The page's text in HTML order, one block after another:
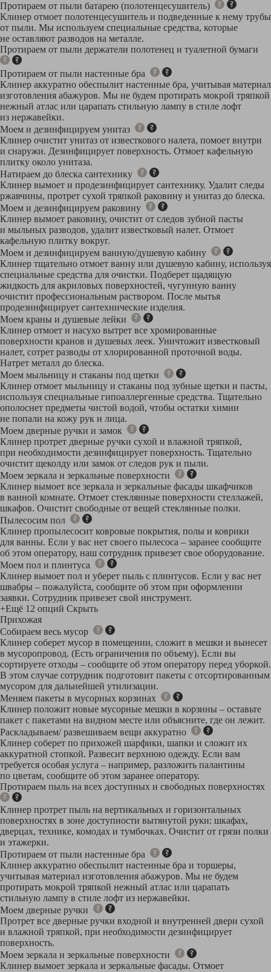
Протираем от пыли батарею (полотенцесушитель)
Клинер отмоет полотенцесушитель и подведенные к нему трубы
от пыли. Мы используем специальные средства, которые
не оставляют разводов на металле.
Протираем от пыли держатели полотенец и туалетной бумаги
Протираем от пыли настенные бра
Клинер аккуратно обеспылит настенные бра, учитывая материал
изготовления абажуров. Мы не будем протирать мокрой тряпкой
нежный атлас или царапать стильную лампу в стиле лофт
из нержавейки.
Моем и дезинфицируем унитаз
Клинер очистит унитаз от известкового налета, помоет внутри
и снаружи. Дезинфицирует поверхность. Отмоет кафельную
плитку около унитаза.
Натираем до блеска сантехнику
Клинер вымоет и продезинфицирует сантехнику. Удалит следы
ржавчины, протрет сухой тряпкой раковину и унитаз до блеска.
Моем и дезинфицируем раковину
Клинер вымоет раковину, очистит от следов зубной пасты
и мыльных разводов, удалит известковый налет. Отмоет
кафельную плитку вокруг.
Моем и дезинфицируем ванную/душевую кабину
Клинер тщательно отмоет ванну или душевую кабину, используя
специальные средства для очистки. Подберет щадящую
жидкость для акриловых поверхностей, чугунную ванну
очистит профессиональным раствором. После мытья
продезинфицирует сантехнические изделия.
Моем краны и душевые лейки
Клинер отмоет и насухо вытрет все хромированные
поверхности кранов и душевых леек. Уничтожит известковый
налет, сотрет разводы от хлорированной проточной воды.
Натрет металл до блеска.
Моем мыльницу и стаканы под щетки
Клинер отмоет мыльницу и стаканы под зубные щетки и пасты,
используя специальные гипоаллергенные средства. Тщательно
ополоснет предметы чистой водой, чтобы остатки химии
не попали на кожу рук и лица.
Моем дверные ручки и замок
Клинер протрет дверные ручки сухой и влажной тряпкой,
при необходимости дезинфицирует поверхность. Тщательно
очистит щеколду или замок от следов рук и пыли.
Моем зеркала и зеркальные поверхности
Клинер вымоет все зеркала и зеркальные фасады шкафчиков
в ванной комнате. Отмоет стеклянные поверхности стеллажей,
шкафов. Очистит свободные от вещей стеклянные полки.
Пылесосим пол
Клинер пропылесосит ковровые покрытия, полы и коврики
для ванны. Если у вас нет своего пылесоса – заранее сообщите
об этом оператору, наш сотрудник привезет свое оборудование.
Моем пол и плинтуса
Клинер вымоет пол и уберет пыль с плинтусов. Если у вас нет
швабры – пожалуйста, сообщите об этом при оформлении
заявки. Сотрудник привезет свой инструмент.
+Ещё 12 опций Скрыть
Прихожая
Собираем весь мусор
Клинер соберет мусор в помещении, сложит в мешки и вынесет
в мусоропровод. (Есть ограничения по объему). Если вы
сортируете отходы – сообщите об этом оператору перед уборкой.
В этом случае сотрудник подготовит пакеты с отсортированным
мусором для дальнейшей утилизации.
Меняем пакеты в мусорных корзинах
Клинер положит новые мусорные мешки в корзины – оставьте
пакет с пакетами на видном месте или объясните, где он лежит.
Раскладываем/ развешиваем вещи аккуратно
Клинер соберет по прихожей шарфики, шапки и сложит их
аккуратной стопкой. Развесит верхнюю одежду. Если вам
требуется особая услуга – например, разложить палантины
по цветам, сообщите об этом заранее оператору.
Протираем пыль на всех доступных и свободных поверхностях
Клинер протрет пыль на вертикальных и горизонтальных
поверхностях в зоне доступности вытянутой руки: шкафах,
дверцах, технике, комодах и тумбочках. Очистит от грязи полки
и этажерки.
Протираем от пыли настенные бра
Клинер аккуратно обеспылит настенные бра и торшеры,
учитывая материал изготовления абажуров. Мы не будем
протирать мокрой тряпкой нежный атлас или царапать
стильную лампу в стиле лофт из нержавейки.
Моем дверные ручки
Протрет все дверные ручки входной и внутренней двери сухой
и влажной тряпкой, при необходимости дезинфицирует
поверхность.
Моем зеркала и зеркальные поверхности
Клинер вымоет зеркала и зеркальные фасады. Отмоет